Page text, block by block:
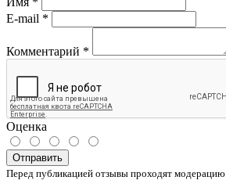
E-mail *
Комментарий *
Оценка
Отправить
Перед публикацией отзывы проходят модерацию